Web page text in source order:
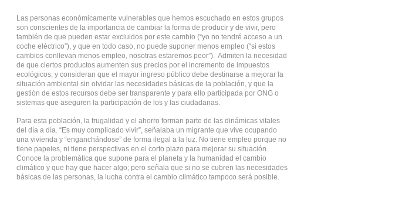
Las personas económicamente vulnerables que hemos escuchado en estos grupos
son conscientes de la importancia de cambiar la forma de producir y de vivir, pero
también de que pueden estar excluidos por este cambio (“yo no tendré acceso a un
coche eléctrico”), y que en todo caso, no puede suponer menos empleo (“si estos
cambios conllevan menos empleo, nosotras estaremos peor”). Admiten la necesidad
de que ciertos productos aumenten sus precios por el incremento de impuestos
ecológicos, y consideran que el mayor ingreso público debe destinarse a mejorar la
situación ambiental sin olvidar las necesidades básicas de la población, y que la
gestión de estos recursos debe ser transparente y para ello participada por ONG o
sistemas que aseguren la participación de los y las ciudadanas.
Para esta población, la frugalidad y el ahorro forman parte de las dinámicas vitales
del día a día. “Es muy complicado vivir”, señalaba un migrante que vive ocupando
una vivienda y “enganchándose” de forma ilegal a la luz. No tiene empleo porque no
tiene papeles, ni tiene perspectivas en el corto plazo para mejorar su situación.
Conoce la problemática que supone para el planeta y la humanidad el cambio
climático y que hay que hacer algo; pero señala que si no se cubren las necesidades
básicas de las personas, la lucha contra el cambio climático tampoco será posible.